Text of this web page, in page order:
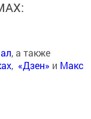
, а также
, «Дзен» и Макс